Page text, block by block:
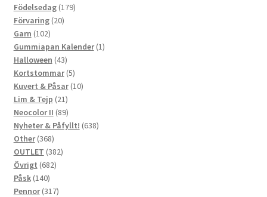
Födelsedag 179179
Förvaring 2020
Garn 102102
produkter
Gummiapan Kalender 11
Halloween 4343
produkter
Kortstommar 55
produkter
Kuvert & Påsar 1010
Lim & Tejp 2121
produkter
Neocolor II 8989
produkter
Nyheter & Påfyllt! 638638
Other 368368
produkter
OUTLET 382382
Övrigt 682682
Påsk 140140
produkter
Pennor 317317